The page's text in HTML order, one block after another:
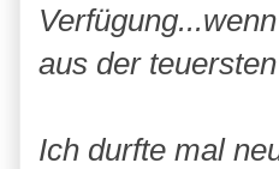
aus der
Ich durfte mal